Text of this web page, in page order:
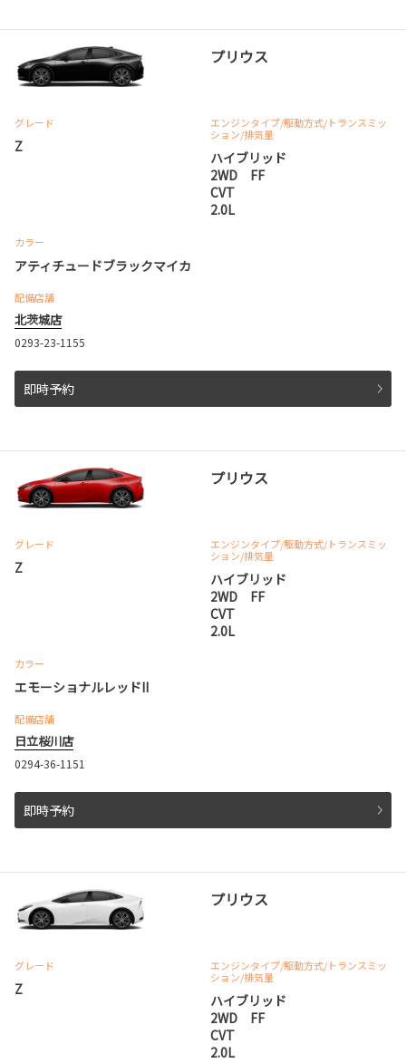
プリウス
グレード
Z
エンジンタイプ/駆動方式/トランスミッ
ション/排気量
ハイブリッド
2WD FF
CVT
2.0L
カラー
アティチュードブラックマイカ
配備店舗
北茨城店
0293-23-1155
即時予約
プリウス
グレード
Z
エンジンタイプ/駆動方式/トランスミッ
ション/排気量
ハイブリッド
2WD FF
CVT
2.0L
カラー
エモーショナルレッドII
配備店舗
日立桜川店
0294-36-1151
即時予約
プリウス
グレード
Z
エンジンタイプ/駆動方式/トランスミッ
ション/排気量
ハイブリッド
2WD FF
CVT
2.0L